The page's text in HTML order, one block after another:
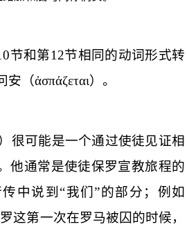
节和第12节相同的动词形式转
安 （ἀσπάζεται）。
很可能是一个通过使徒见证相
他通常是使徒保罗宣教旅程的
中说到“我们”的部分；例如
这第一次在罗马被囚的时候，